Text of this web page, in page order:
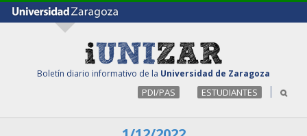
Boletín diario informativo de la Universidad de Zaragoza
PDI/PAS ESTUDIANTES